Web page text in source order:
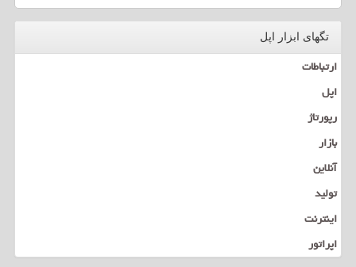
تگهای ابزار اپل
ارتباطات
اپل
رپورتاژ
بازار
آنلاین
تولید
اینترنت
اپراتور